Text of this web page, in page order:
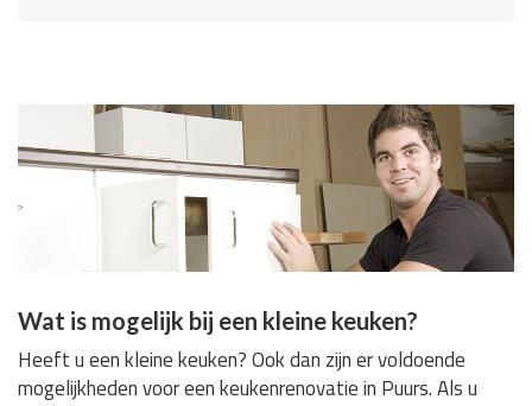
Wat is mogelijk bij een kleine keuken?
Heeft u een kleine keuken? Ook dan zijn er voldoende
mogelijkheden voor een keukenrenovatie in Puurs. Als u